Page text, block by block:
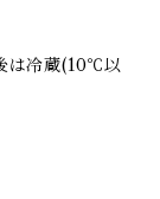
は冷蔵(10℃以